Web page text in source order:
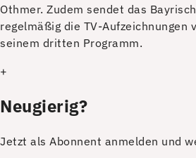
Othmer. Zudem sendet das
regelmäßig die TV-Aufzeichnungen
seinem dritten Programm.
+
Neugierig?
Jetzt als Abonnent anmelden und